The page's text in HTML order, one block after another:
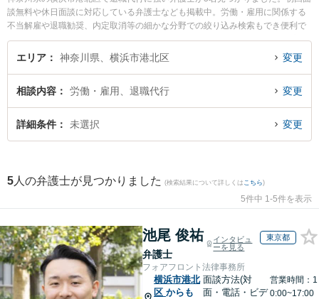
談無料や休日面談に対応している弁護士なども掲載中。労働・雇用に関係する
不当解雇や退職勧奨、内定取消等の細かな分野での絞り込み検索もでき便利で
す。特にウイング横浜北法律事務所の稲田 遼太弁護士や日吉法律事務所の齋藤
雄司弁護士、弁護士法人常磐法律事務所の峯崎 雄大弁護士のプロフィール情報
ラブル解決の実績豊富な近くの弁護士を検索したい』『初回相談無料で退職代
行を法律相談できる横浜市港北区内の弁護士に相談予約したい』などでお困り
の相談者さんにおすすめです。
エリア 神奈川県、横浜市港北区 変更
相談内容 労働・雇用、退職代行 変更
詳細条件 未選択 変更
5 人の弁護士が見つかりました (検索結果について詳しくは こちら)
5件中 1-5件を表示
池尾 俊祐
弁護士
インタビュ
ーを見る
東京都
フォアフロント法律事務所
横浜市港北
区 からも
面談方法(対
面・電話・ビデ
営業時間：1
0:00~17:00